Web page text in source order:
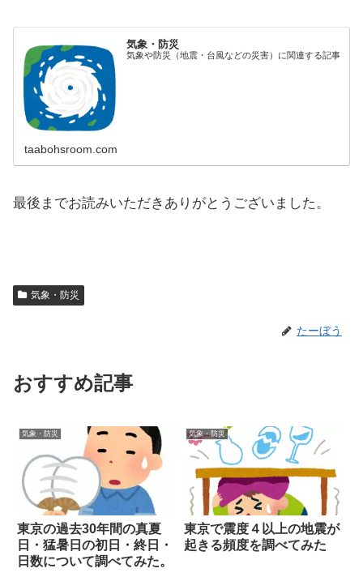
気象・防災
気象や防災（地震・台風などの災害）に関連する記事
taabohsroom.com
最後までお読みいただきありがとうございました。
気象・防災
たーぼう
おすすめ記事
気象・防災
東京の過去30年間の真夏
日・猛暑日の初日・終日・
日数について調べてみた。
気象・防災
東京で震度４以上の地震が
起きる頻度を調べてみた